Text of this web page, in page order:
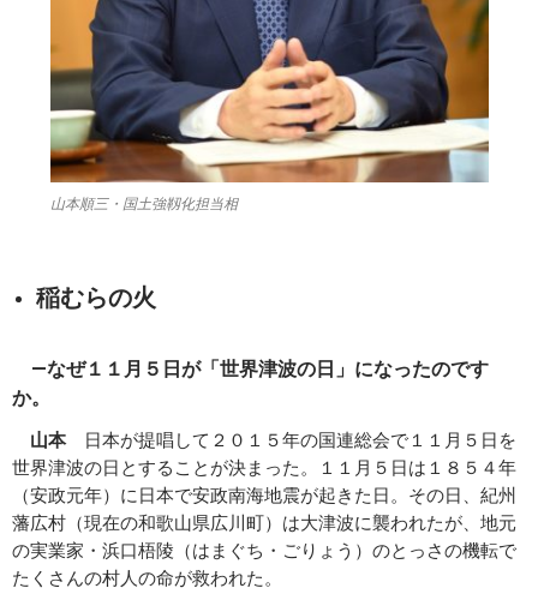
山本順三・国土強靱化担当相
稲むらの火
―なぜ１１月５日が「世界津波の日」になったのです
か。
山本日本が提唱して２０１５年の国連総会で１１月５日を
世界津波の日とすることが決まった。１１月５日は１８５４年
（安政元年）に日本で安政南海地震が起きた日。その日、紀州
藩広村（現在の和歌山県広川町）は大津波に襲われたが、地元
の実業家・浜口梧陵（はまぐち・ごりょう）のとっさの機転で
たくさんの村人の命が救われた。